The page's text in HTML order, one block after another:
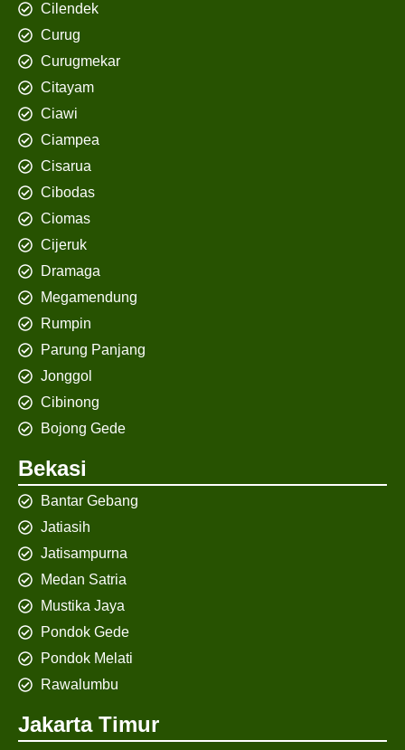
Cilendek
Curug
Curugmekar
Citayam
Ciawi
Ciampea
Cisarua
Cibodas
Ciomas
Cijeruk
Dramaga
Megamendung
Rumpin
Parung Panjang
Jonggol
Cibinong
Bojong Gede
Bekasi
Bantar Gebang
Jatiasih
Jatisampurna
Medan Satria
Mustika Jaya
Pondok Gede
Pondok Melati
Rawalumbu
Jakarta Timur